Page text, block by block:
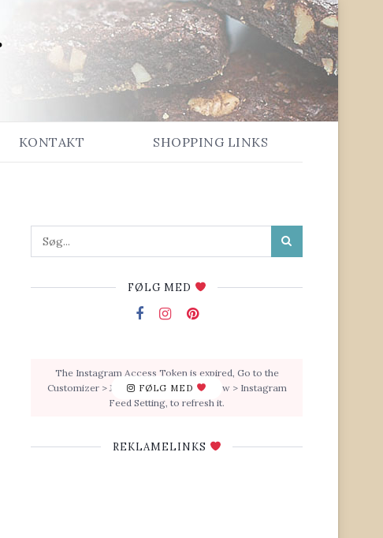
KONTAKT SHOPPING LINKS
FØLG MED
FØLG MED
The Instagram Access Token is expired, Go to the
Customizer > JNews : Social, Like & View > Instagram
Feed Setting, to refresh it.
REKLAMELINKS